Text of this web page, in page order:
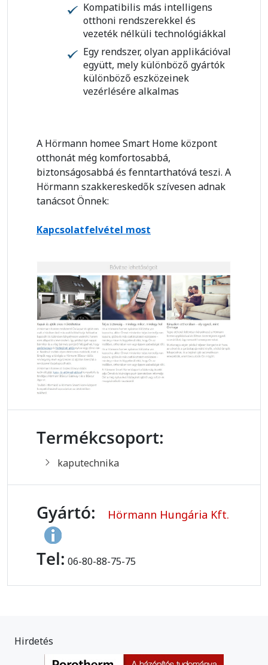
Kompatibilis más intelligens
otthoni rendszerekkel és
vezeték nélküli technológiákkal
Egy rendszer, olyan applikációval
együtt, mely különböző gyártók
különböző eszközeinek
vezérlésére alkalmas
A Hörmann homee Smart Home központ
otthonát még komfortosabbá,
biztonságosabbá és fenntarthatóvá teszi. A
Hörmann szakkereskedők szívesen adnak
tanácsot Önnek:
Kapcsolatfelvétel most
Termékcsoport:
kaputechnika
Gyártó: Hörmann Hungária Kft.
Tel: 06-80-88-75-75
Hirdetés